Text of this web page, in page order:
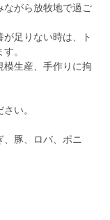
ながら放牧地で過ご
足りない時は、ト
。
模生産、手作りに拘
い。
豚、ロバ、ポニ